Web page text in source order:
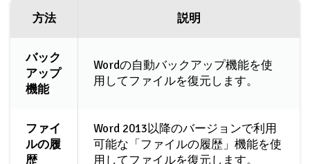
方法 説明
バック
アップ
機能
Wordの自動バックアップ機能を使
用してファイルを復元します。
ファイ
ルの履
歴
Word 2013以降のバージョンで利用
可能な「ファイルの履歴」機能を使
用してファイルを復元します。